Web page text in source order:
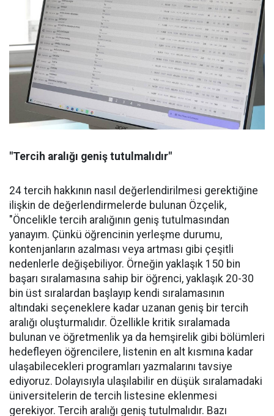
"Tercih aralığı geniş tutulmalıdır"
24 tercih hakkının nasıl değerlendirilmesi gerektiğine
ilişkin de değerlendirmelerde bulunan Özçelik,
"Öncelikle tercih aralığının geniş tutulmasından
yanayım. Çünkü öğrencinin yerleşme durumu,
kontenjanların azalması veya artması gibi çeşitli
nedenlerle değişebiliyor. Örneğin yaklaşık 150 bin
başarı sıralamasına sahip bir öğrenci, yaklaşık 20-30
bin üst sıralardan başlayıp kendi sıralamasının
altındaki seçeneklere kadar uzanan geniş bir tercih
aralığı oluşturmalıdır. Özellikle kritik sıralamada
bulunan ve öğretmenlik ya da hemşirelik gibi bölümleri
hedefleyen öğrencilere, listenin en alt kısmına kadar
ulaşabilecekleri programları yazmalarını tavsiye
ediyoruz. Dolayısıyla ulaşılabilir en düşük sıralamadaki
üniversitelerin de tercih listesine eklenmesi
gerekiyor. Tercih aralığı geniş tutulmalıdır. Bazı